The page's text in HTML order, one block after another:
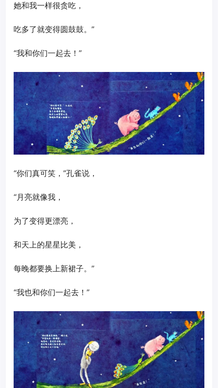
她和我一样很贪吃，
吃多了就变得圆鼓鼓。”
“我和你们一起去！”
“你们真可笑，”孔雀说，
“月亮就像我，
为了变得更漂亮，
和天上的星星比美，
每晚都要换上新裙子。”
“我也和你们一起去！”